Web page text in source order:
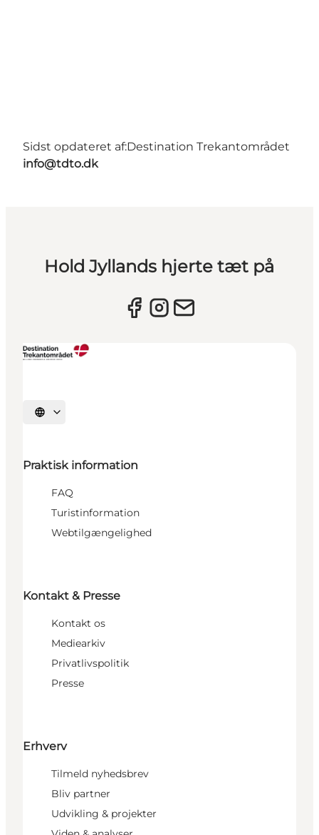
Sidst opdateret af:Destination Trekantområdet
info@tdto.dk
Hold Jyllands hjerte tæt på
Vælg sprog
Praktisk information
FAQ
Turistinformation
Webtilgængelighed
Kontakt & Presse
Kontakt os
Mediearkiv
Privatlivspolitik
Presse
Erhverv
Tilmeld nyhedsbrev
Bliv partner
Udvikling & projekter